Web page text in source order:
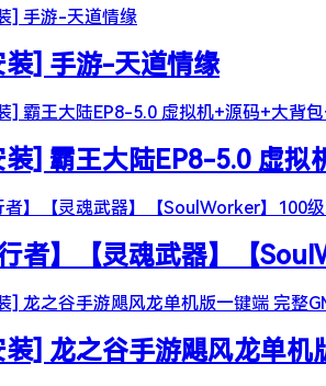
装] 手游-天道情缘
装] 霸王大陆EP8-5.0 虚
行者】【灵魂武器】【
装] 龙之谷手游飓风龙单机